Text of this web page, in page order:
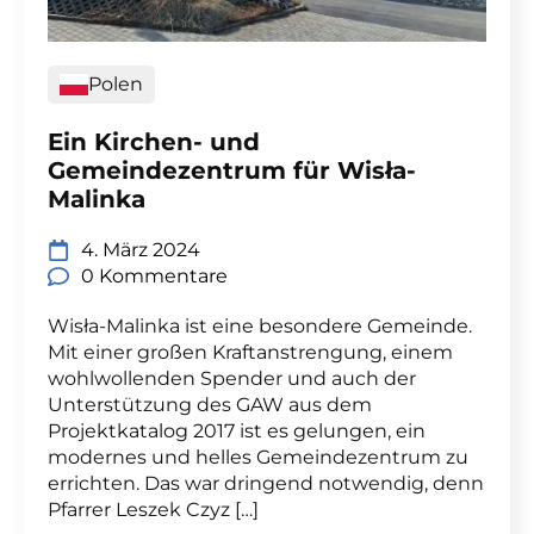
Polen
Ein Kirchen- und
Gemeindezentrum für Wisła-
Malinka
4. März 2024
0 Kommentare
Wisła-Malinka ist eine besondere Gemeinde.
Mit einer großen Kraftanstrengung, einem
wohlwollenden Spender und auch der
Unterstützung des GAW aus dem
Projektkatalog 2017 ist es gelungen, ein
modernes und helles Gemeindezentrum zu
errichten. Das war dringend notwendig, denn
Pfarrer Leszek Czyz […]